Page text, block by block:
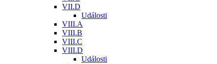
VII.D
Události
VIII.A
VIII.B
VIII.C
VIII.D
Události